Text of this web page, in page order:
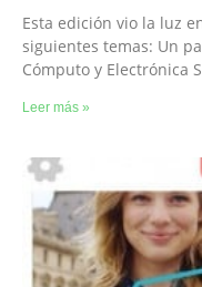
Esta edición vio la luz
siguientes temas: Un
Cómputo y Electrónica
Leer más »